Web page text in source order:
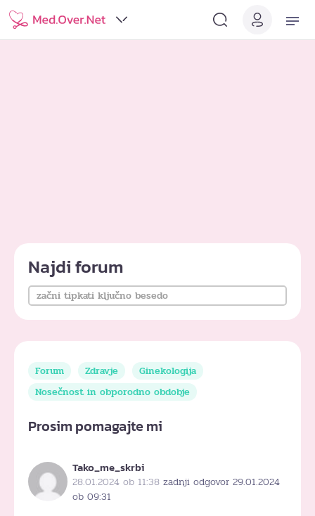
Najdi forum
Forum Zdravje
Ginekologija
Nosečnost in obporodno obdobje
Prosim pomagajte mi
Tako_me_skrbi
28.01.2024 ob 11:38 zadnji odgovor 29.01.2024
ob 09:31